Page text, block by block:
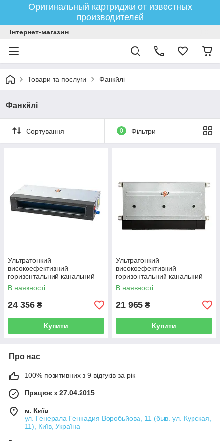
Оригинальный картриджи от известных
производителей
Інтернет-магазин
Товари та послуги Фанкйлі
Фанкйлі
Сортування 0 Фільтри
Ультратонкий
високоефективний
горизонтальний канальний
фанкойл LP FP - 102
В наявності
24 356 ₴
Купити
Ультратонкий
високоефективний
горизонтальний канальний
канальний фанкойл LP FP -
68
В наявності
21 965 ₴
Купити
Про нас
100% позитивних з 9 відгуків за рік
Працює з 27.04.2015
м. Київ
ул. Генерала Геннадия Воробьйова, 11 (быв. ул. Курская,
11), Київ, Україна